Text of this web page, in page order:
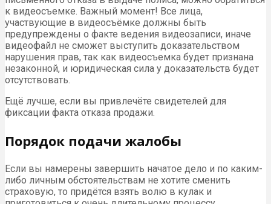
к видеосъемке. Важный момент! Все лица,
участвующие в видеосъёмке должны быть
предупреждены о факте ведения видеозаписи, иначе
видеофайл не сможет выступить доказательством
нарушения прав, так как видеосъемка будет признана
незаконной, и юридическая сила у доказательств будет
отсутствовать.
Ещё лучше, если вы привлечёте свидетелей для
фиксации факта отказа продажи.
Порядок подачи жалобы
Если вы намерены завершить начатое дело и по каким-
либо личным обстоятельствам не хотите сменить
страховую, то придётся взять волю в кулак и